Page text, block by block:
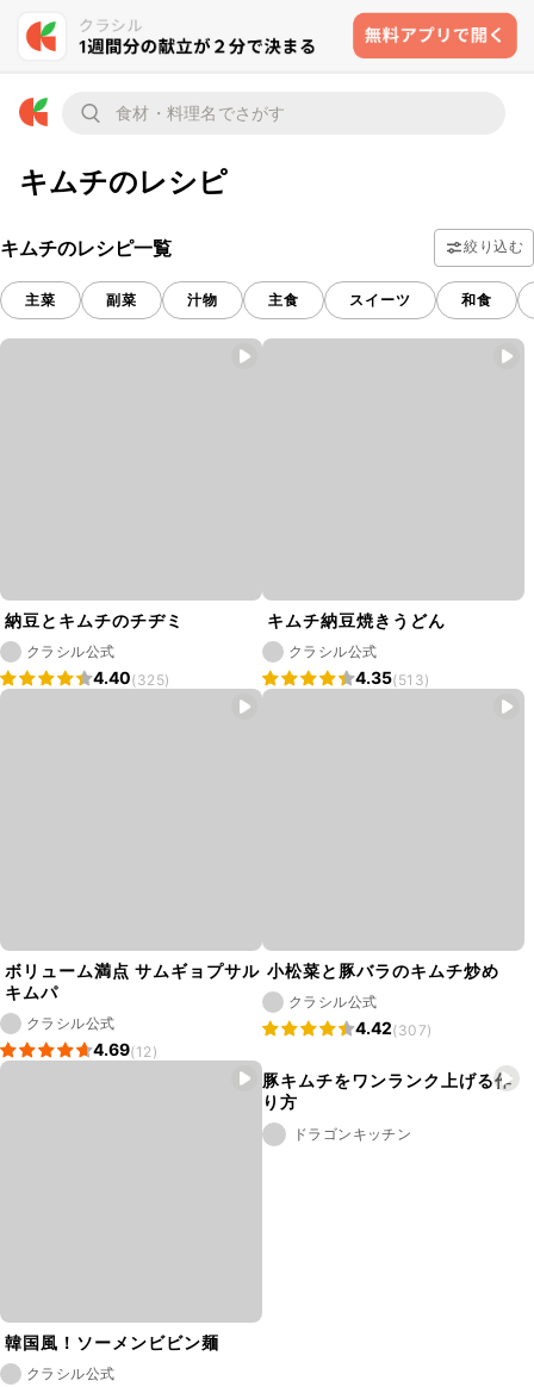
キムチのレシピ
キムチのレシピ一覧 絞り込む
主菜 副菜 汁物 主食 スイーツ 和食
納豆とキムチのチヂミ
クラシル公式
4.40(325)
キムチ納豆焼きうどん
クラシル公式
4.35(513)
ボリューム満点 サムギョプサル
キムパ
クラシル公式
4.69(12)
小松菜と豚バラのキムチ炒め
クラシル公式
4.42(307)
韓国風！ソーメンビビン麺
クラシル公式
豚キムチをワンランク上げる作
り方
ドラゴンキッチン